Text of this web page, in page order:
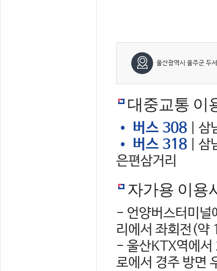
울산광역시 울주군 두
대중교통 이
• 버스 308 | 삼
• 버스 318 | 삼
은편삼거리
자가용 이용
- 언양버스터미널
리에서 좌회전(약
- 울산KTX역에서
로에서 경주 방면